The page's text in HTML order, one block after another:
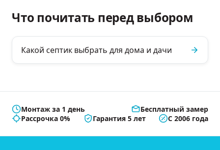
Что почитать перед выбором
Какой септик выбрать для дома и дачи
Монтаж за 1 день
Бесплатный замер
Рассрочка 0%
Гарантия 5 лет С 2006 года